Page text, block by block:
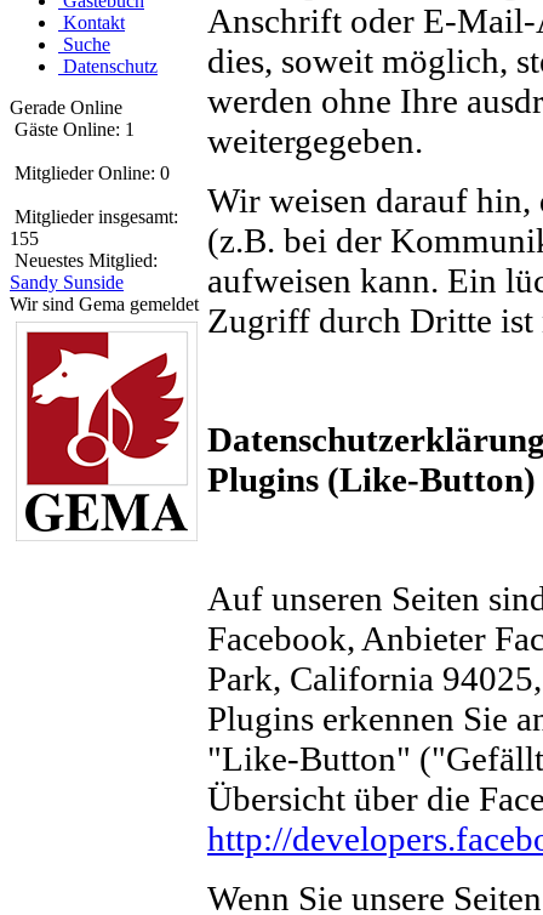
Kontakt
Suche
Datenschutz
Gerade Online
Gäste Online: 1
Mitglieder Online: 0
Mitglieder insgesamt:
155
Neuestes Mitglied:
Sandy Sunside
Wir sind Gema gemeldet
Anschrift oder E-Mail-
dies, soweit möglich,
werden ohne Ihre
weitergegeben.
Wir weisen darauf hin,
(z.B. bei der
aufweisen kann. Ein
Zugriff durch Dritte
Plugins (Like-Button)
Auf unseren Seiten
Facebook, Anbieter
Park, California
Plugins erkennen Sie
"Like-Button"
Übersicht über die
http://
Wenn Sie unsere